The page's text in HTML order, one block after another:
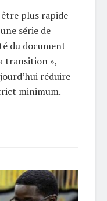
plus rapide
série de
du document
transition »,
réduire
minimum.